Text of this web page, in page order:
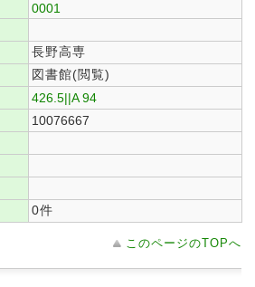
0001
長野高専
図書館(閲覧)
426.5||A 94
10076667
0件
このページのTOPへ